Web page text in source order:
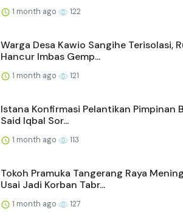
1 month ago 122
Warga Desa Kawio Sangihe Terisolasi,
Hancur Imbas Gemp...
1 month ago 121
Istana Konfirmasi Pelantikan Pimpinan
Said Iqbal Sor...
1 month ago 113
Tokoh Pramuka Tangerang Raya
Usai Jadi Korban Tabr...
1 month ago 127